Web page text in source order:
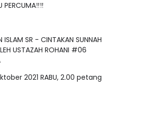
PERCUMA‼️‼️
ISLAM SR - CINTAKAN SUNNAH
USTAZAH ROHANI #06
2021 RABU, 2.00 petang